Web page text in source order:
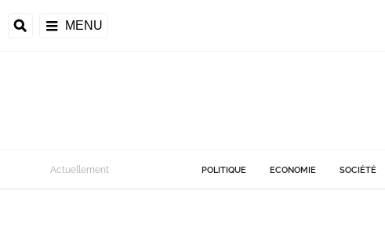
MENU
Actuellement POLITIQUE ECONOMIE SOCIÉTÉ